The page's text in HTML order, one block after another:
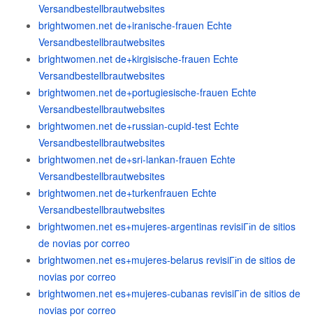
Versandbestellbrautwebsites
brightwomen.net de+iranische-frauen Echte
Versandbestellbrautwebsites
brightwomen.net de+kirgisische-frauen Echte
Versandbestellbrautwebsites
brightwomen.net de+portugiesische-frauen Echte
Versandbestellbrautwebsites
brightwomen.net de+russian-cupid-test Echte
Versandbestellbrautwebsites
brightwomen.net de+sri-lankan-frauen Echte
Versandbestellbrautwebsites
brightwomen.net de+turkenfrauen Echte
Versandbestellbrautwebsites
brightwomen.net es+mujeres-argentinas revisiГіn de sitios
de novias por correo
brightwomen.net es+mujeres-belarus revisiГіn de sitios de
novias por correo
brightwomen.net es+mujeres-cubanas revisiГіn de sitios de
novias por correo